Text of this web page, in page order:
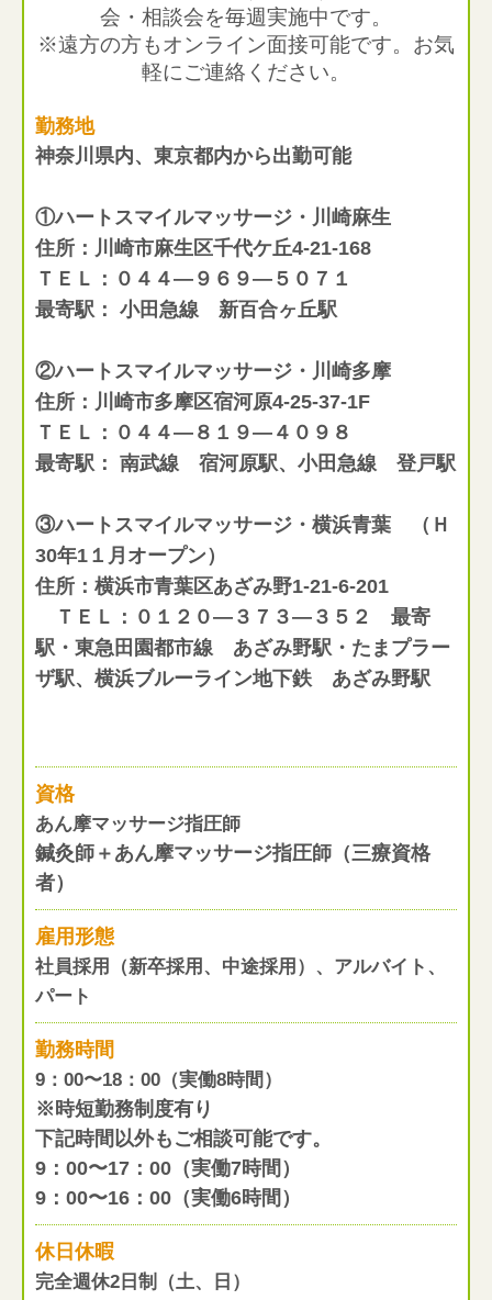
会・相談会を毎週実施中です。
※遠方の方もオンライン面接可能です。お気
軽にご連絡ください。
勤務地
神奈川県内、東京都内から出勤可能
①ハートスマイルマッサージ・川崎麻生
住所：川崎市麻生区千代ケ丘4-21-168
ＴＥＬ：０４４―９６９―５０７１
最寄駅： 小田急線 新百合ヶ丘駅
②ハートスマイルマッサージ・川崎多摩
住所：川崎市多摩区宿河原4-25-37-1F
ＴＥＬ：０４４―８１９―４０９８
最寄駅： 南武線 宿河原駅、小田急線 登戸駅
③ハートスマイルマッサージ・横浜青葉 （Ｈ
30年1１月オープン）
住所：横浜市青葉区あざみ野1-21-6-201
ＴＥＬ：０１２０―３７３―３５２ 最寄
駅・東急田園都市線 あざみ野駅・たまプラー
ザ駅、横浜ブルーライン地下鉄 あざみ野駅
資格
あん摩マッサージ指圧師
鍼灸師＋あん摩マッサージ指圧師（三療資格
者）
雇用形態
社員採用（新卒採用、中途採用）、アルバイト、
パート
勤務時間
9：00〜18：00（実働8時間）
※時短勤務制度有り
下記時間以外もご相談可能です。
9：00〜17：00（実働7時間）
9：00〜16：00（実働6時間）
休日休暇
完全週休2日制（土、日）